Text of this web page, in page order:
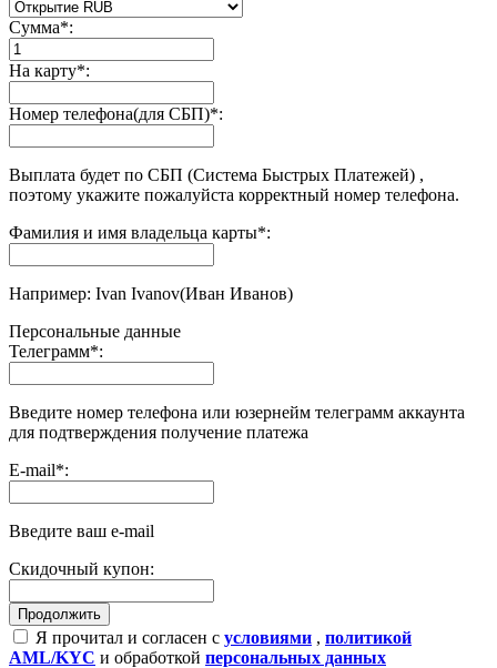
Сумма*:
На карту*:
Номер телефона(для СБП)*:
Выплата будет по СБП (Система Быстрых Платежей) ,
поэтому укажите пожалуйста корректный номер телефона.
Фамилия и имя владельца карты*:
Например: Ivan Ivanov(Иван Иванов)
Персональные данные
Телеграмм*:
Введите номер телефона или юзернейм телеграмм аккаунта
для подтверждения получение платежа
E-mail*:
Введите ваш e-mail
Скидочный купон:
Я прочитал и согласен с условиями , политикой
AML/KYC и обработкой персональных данных